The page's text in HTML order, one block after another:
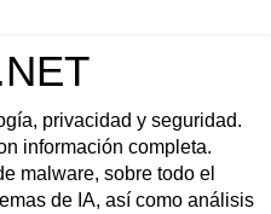
privacidad y seguridad.
información completa.
malware, sobre todo el
de IA, así como análisis